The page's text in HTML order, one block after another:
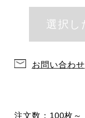
お問い合わせ
注文数：100枚～